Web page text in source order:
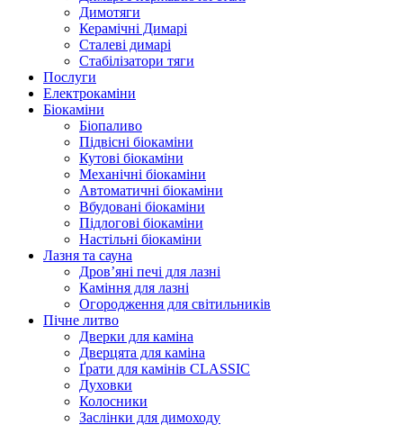
Димотяги
Керамічні Димарі
Сталеві димарі
Стабілізатори тяги
Послуги
Електрокаміни
Біокаміни
Біопаливо
Підвісні біокаміни
Кутові біокаміни
Механічні біокаміни
Автоматичні біокаміни
Вбудовані біокаміни
Підлогові біокаміни
Настільні біокаміни
Лазня та сауна
Дров’яні печі для лазні
Каміння для лазні
Огородження для світильників
Пічне литво
Дверки для каміна
Дверцята для каміна
Ґрати для камінів CLASSIC
Духовки
Колосники
Заслінки для димоходу